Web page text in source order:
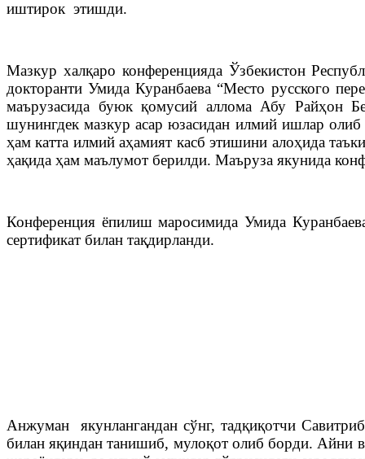
иштирок этишди.
Мазкур халқаро конференцияда Ўзбекистон
докторанти Умида Куранбаева “Место русского
маърузасида буюк қомусий аллома Абу Райҳон
шунингдек мазкур асар юзасидан илмий ишлар
ҳам катта илмий аҳамият касб этишини алоҳида
ҳақида ҳам маълумот берилди. Маъруза якунида
Конференция ёпилиш маросимида Умида
сертификат билан тақдирланди.
Анжуман якунлангандан сўнг, тадқиқотчи
билан яқиндан танишиб, мулоқот олиб борди. Айни